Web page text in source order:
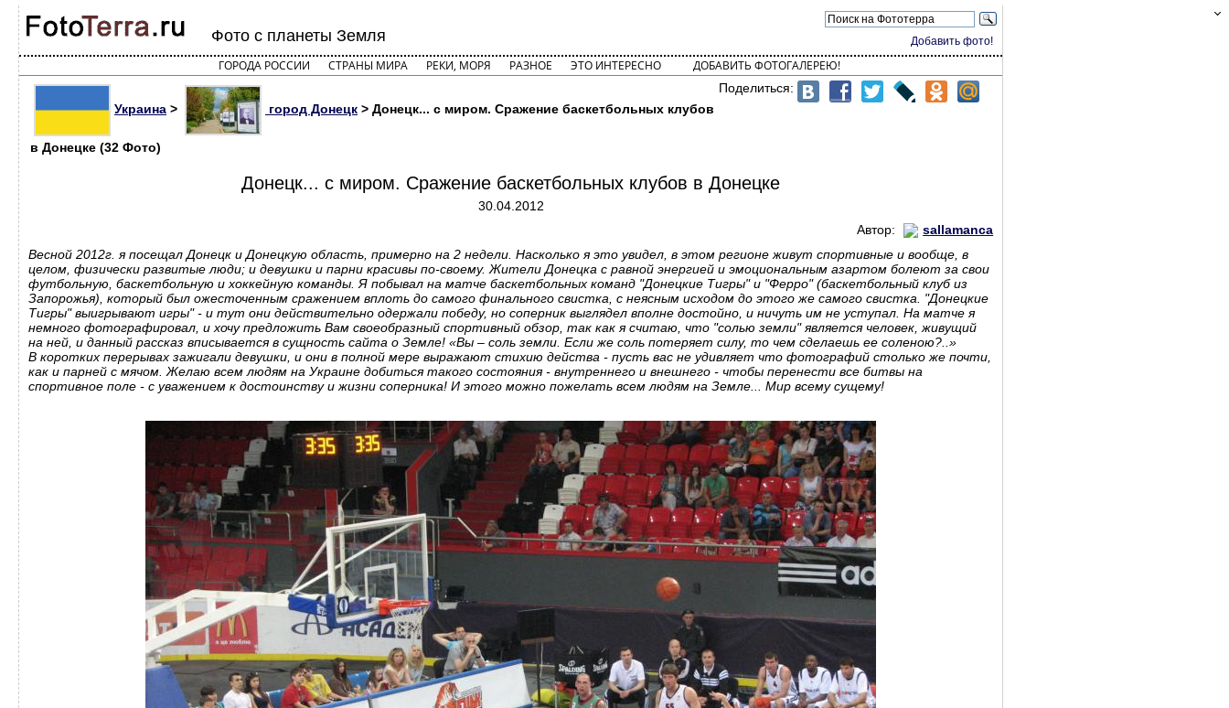
Добавить фото!
Фото с планеты Земля
ГОРОДА РОССИИ СТРАНЫ МИРА РЕКИ, МОРЯ РАЗНОЕ ЭТО ИНТЕРЕСНО ДОБАВИТЬ ФОТОГАЛЕРЕЮ!
Поделиться:
Украина > город Донецк > Донецк... с миром. Сражение баскетбольных клубов
в Донецке (32 Фото)
Донецк... с миром. Сражение баскетбольных клубов в Донецке
30.04.2012
Автор:
sallamanca
Весной 2012г. я посещал Донецк и Донецкую область, примерно на 2 недели. Насколько я это увидел, в этом регионе живут спортивные и вообще, в
целом, физически развитые люди; и девушки и парни красивы по-своему. Жители Донецка с равной энергией и эмоциональным азартом болеют за свои
футбольную, баскетбольную и хоккейную команды. Я побывал на матче баскетбольных команд "Донецкие Тигры" и "Ферро" (баскетбольный клуб из
Запорожья), который был ожесточенным сражением вплоть до самого финального свистка, с неясным исходом до этого же самого свистка. "Донецкие
Тигры" выигрывают игры" - и тут они действительно одержали победу, но соперник выглядел вполне достойно, и ничуть им не уступал. На матче я
немного фотографировал, и хочу предложить Вам своеобразный спортивный обзор, так как я считаю, что "солью земли" является человек, живущий
на ней, и данный рассказ вписывается в сущность сайта о Земле! «Вы – соль земли. Если же соль потеряет силу, то чем сделаешь ее соленою?..»
В коротких перерывах зажигали девушки, и они в полной мере выражают стихию действа - пусть вас не удивляет что фотографий столько же почти,
как и парней с мячом. Желаю всем людям на Украине добиться такого состояния - внутреннего и внешнего - чтобы перенести все битвы на
спортивное поле - с уважением к достоинству и жизни соперника! И этого можно пожелать всем людям на Земле... Мир всему сущему!